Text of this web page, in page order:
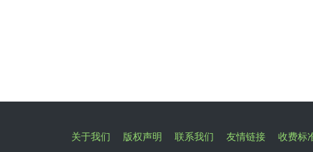
关于我们 版权声明 联系我们 友情链接 收费标